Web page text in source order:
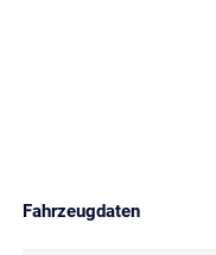
Fahrzeugdaten